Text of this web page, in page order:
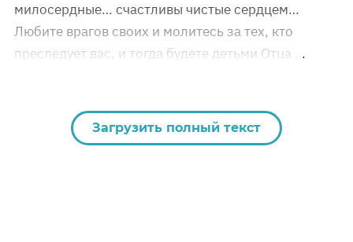
милосердные… счастливы чистые сердцем…
Любите врагов своих и молитесь за тех, кто
преследует вас, и тогда будете детьми Отца …
Загрузить полный текст